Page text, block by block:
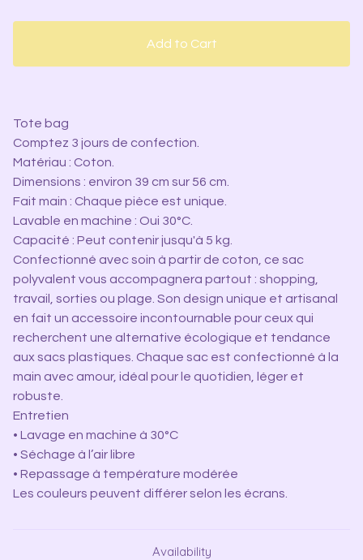
Add to Cart
Tote bag
Comptez 3 jours de confection.
Matériau : Coton.
Dimensions : environ 39 cm sur 56 cm.
Fait main : Chaque pièce est unique.
Lavable en machine : Oui 30°C.
Capacité : Peut contenir jusqu'à 5 kg.
Confectionné avec soin à partir de coton, ce sac
polyvalent vous accompagnera partout : shopping,
travail, sorties ou plage. Son design unique et artisanal
en fait un accessoire incontournable pour ceux qui
recherchent une alternative écologique et tendance
aux sacs plastiques. Chaque sac est confectionné à la
main avec amour, idéal pour le quotidien, léger et
robuste.
Entretien
• Lavage en machine à 30°C
• Séchage à l’air libre
• Repassage à température modérée
Les couleurs peuvent différer selon les écrans.
Availability